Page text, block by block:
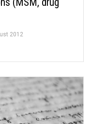
2012